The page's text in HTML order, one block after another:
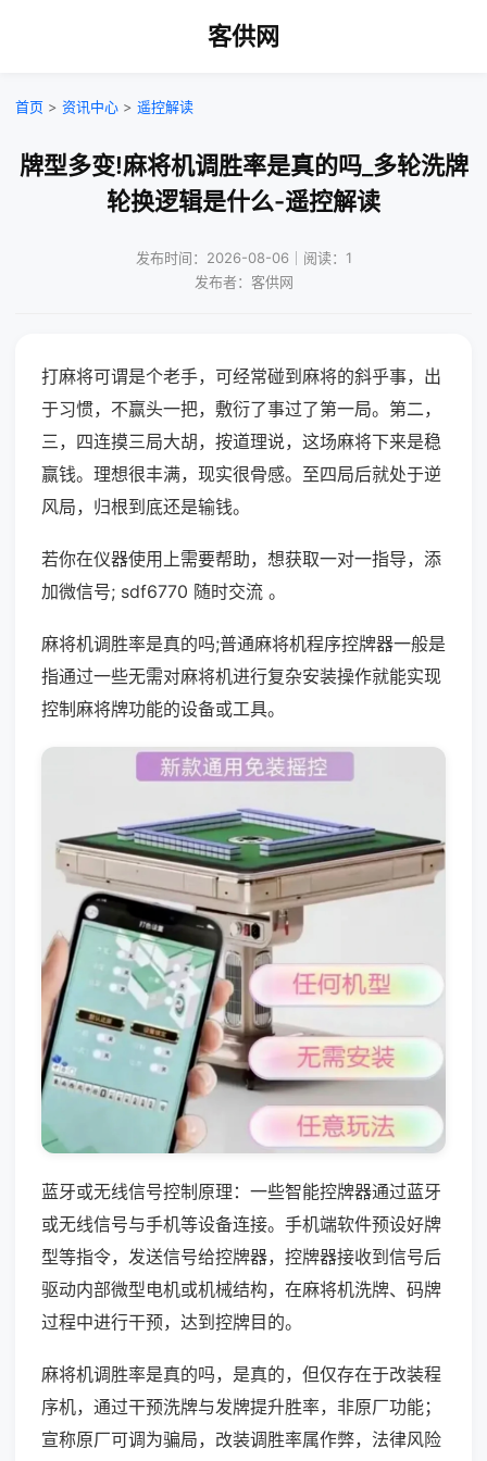
客供网
首页 > 资讯中心 > 遥控解读
牌型多变!麻将机调胜率是真的吗_多轮洗牌
轮换逻辑是什么-遥控解读
发布时间：2026-08-06｜阅读：1
发布者：客供网
打麻将可谓是个老手，可经常碰到麻将的斜乎事，出
于习惯，不赢头一把，敷衍了事过了第一局。第二，
三，四连摸三局大胡，按道理说，这场麻将下来是稳
赢钱。理想很丰满，现实很骨感。至四局后就处于逆
风局，归根到底还是输钱。
若你在仪器使用上需要帮助，想获取一对一指导，添
加微信号; sdf6770 随时交流 。
麻将机调胜率是真的吗;普通麻将机程序控牌器一般是
指通过一些无需对麻将机进行复杂安装操作就能实现
控制麻将牌功能的设备或工具。
蓝牙或无线信号控制原理：一些智能控牌器通过蓝牙
或无线信号与手机等设备连接。手机端软件预设好牌
型等指令，发送信号给控牌器，控牌器接收到信号后
驱动内部微型电机或机械结构，在麻将机洗牌、码牌
过程中进行干预，达到控牌目的。
麻将机调胜率是真的吗，是真的，但仅存在于改装程
序机，通过干预洗牌与发牌提升胜率，非原厂功能；
宣称原厂可调为骗局，改装调胜率属作弊，法律风险